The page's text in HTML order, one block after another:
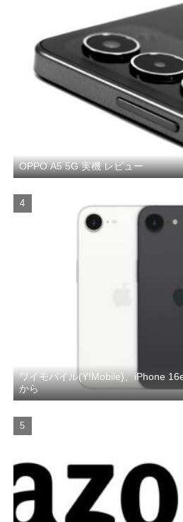
OPPO A5 5G 実機 レビュー
ワイモバイル(Y!Mobile)、iPhone
から